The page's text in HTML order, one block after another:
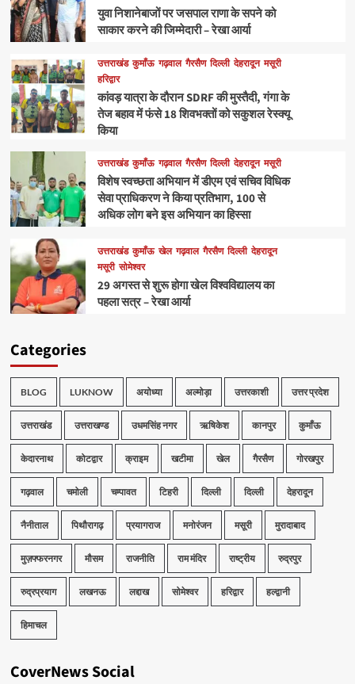
युवा निशानेबाजों पर जसपाल राणा के सपने को
साकार करने की जिम्मेदारी – रेखा आर्या
उत्तराखंड कुमाँऊ गढ़वाल गैरसैण दिल्ली देहरादून मसूरी
हरिद्वार
कांवड़ यात्रा के दौरान SDRF की मुस्तैदी, गंगा के
तेज बहाव में फंसे 18 शिवभक्तों को सकुशल रेस्क्यू
किया
उत्तराखंड कुमाँऊ गढ़वाल गैरसैण दिल्ली देहरादून मसूरी
विशेष स्वच्छता अभियान में डीएम एवं सचिव विधिक
सेवा प्राधिकरण ने किया प्रतिभाग, 100 से
अधिक लोग बने इस अभियान का हिस्सा
उत्तराखंड कुमाँऊ खेल गढ़वाल गैरसैण दिल्ली देहरादून
मसूरी सोमेश्वर
29 अगस्त से शुरू होगा खेल विश्वविद्यालय का
पहला सत्र – रेखा आर्या
Categories
BLOG LUKNOW अयोध्या अल्मोड़ा उत्तरकाशी उत्तर प्रदेश
उत्तराखंड उत्तराखण्ड उधमसिंह नगर ऋषिकेश कानपुर कुमाँऊ
केदारनाथ कोटद्वार क्राइम खटीमा खेल गैरसैण गोरखपुर
गढ़वाल चमोली चम्पावत टिहरी दिल्ली दिल्ली देहरादून
नैनीताल पिथौरागढ़ प्रयागराज मनोरंजन मसूरी मुरादाबाद
मुज़फ्फरनगर मौसम राजनीति राम मंदिर राष्ट्रीय रुद्रपुर
रुद्रप्रयाग लखनऊ लद्दाख सोमेश्वर हरिद्वार हल्द्वानी
हिमाचल
CoverNews Social